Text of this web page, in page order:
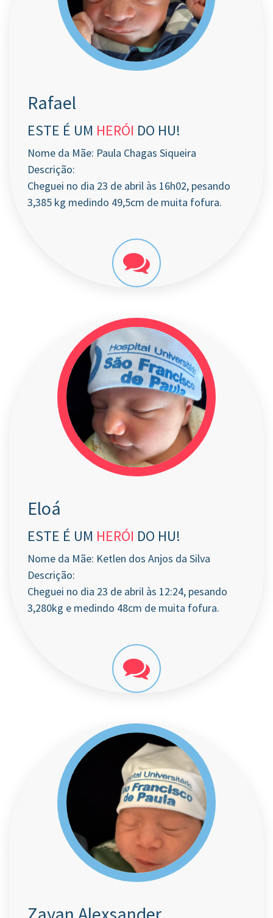
Rafael
ESTE É UM HERÓI DO HU!
Nome da Mãe: Paula Chagas Siqueira
Descrição:
Cheguei no dia 23 de abril às 16h02, pesando
3,385 kg medindo 49,5cm de muita fofura.
Eloá
ESTE É UM HERÓI DO HU!
Nome da Mãe: Ketlen dos Anjos da Silva
Descrição:
Cheguei no dia 23 de abril às 12:24, pesando
3,280kg e medindo 48cm de muita fofura.